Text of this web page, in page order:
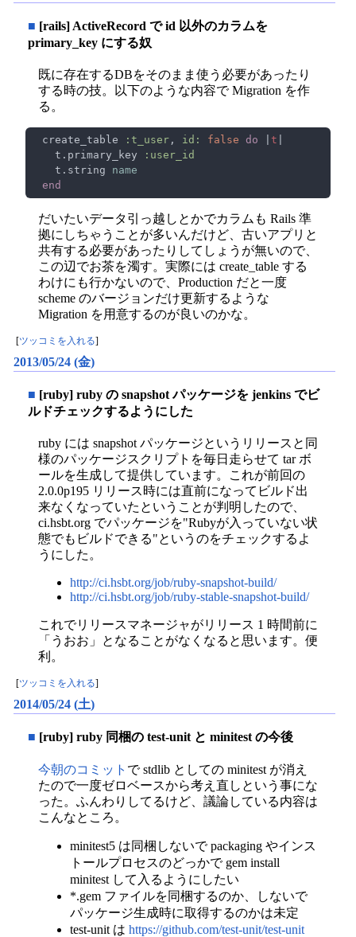
■ [rails] ActiveRecord で id 以外のカラムを
primary_key にする奴
既に存在するDBをそのまま使う必要があったり
する時の技。以下のような内容で Migration を作
る。
create_table :t_user , id: false do t
   t.primary_key
   t.string
だいたいデータ引っ越しとかでカラムも Rails 準
拠にしちゃうことが多いんだけど、古いアプリと
共有する必要があったりしてしょうが無いので、
この辺でお茶を濁す。実際には create_table する
わけにも行かないので、Production だと一度
scheme のバージョンだけ更新するような
Migration を用意するのが良いのかな。
[ツッコミを入れる]
2013/05/24 (金)
■ [ruby] ruby の snapshot パッケージを jenkins でビ
ルドチェックするようにした
ruby には snapshot パッケージというリリースと同
様のパッケージスクリプトを毎日走らせて tar ボ
ールを生成して提供しています。これが前回の
2.0.0p195 リリース時には直前になってビルド出
来なくなっていたということが判明したので、
ci.hsbt.org でパッケージを"Rubyが入っていない状
態でもビルドできる"というのをチェックするよ
うにした。
http://ci.hsbt.org/job/ruby-snapshot-build/
http://ci.hsbt.org/job/ruby-stable-snapshot-build/
これでリリースマネージャがリリース 1 時間前に
「うおお」となることがなくなると思います。便
利。
ツッコミを入れる
2014/05/24 (土)
■ [ruby] ruby 同梱の test-unit と minitest の今後
今朝のコミット で stdlib としての minitest が消え
たので一度ゼロベースから考え直しという事にな
った。ふんわりしてるけど、議論している内容は
こんなところ。
minitest5 は同梱しないで packaging やインス
トールプロセスのどっかで gem install
minitest して入るようにしたい
*.gem ファイルを同梱するのか、しないで
パッケージ生成時に取得するのかは未定
test-unit は https://github.com/test-unit/test-unit